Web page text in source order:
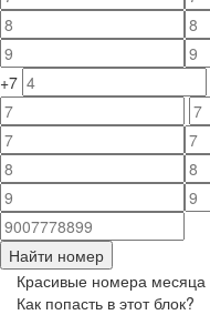
+7
Найти номер
Красивые номера месяца
Как попасть в этот блок?